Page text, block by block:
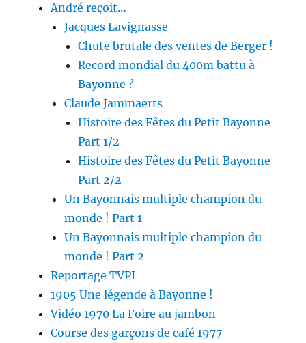
André reçoit…
Jacques Lavignasse
Chute brutale des ventes de Berger !
Record mondial du 400m battu à
Bayonne ?
Claude Jammaerts
Histoire des Fêtes du Petit Bayonne
Part 1/2
Histoire des Fêtes du Petit Bayonne
Part 2/2
Un Bayonnais multiple champion du
monde ! Part 1
Un Bayonnais multiple champion du
monde ! Part 2
Reportage TVPI
1905 Une légende à Bayonne !
Vidéo 1970 La Foire au jambon
Course des garçons de café 1977